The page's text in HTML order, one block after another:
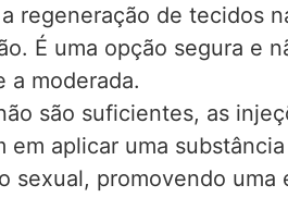
regeneração de tecidos
É uma opção segura e
a moderada.
são suficientes, as
em aplicar uma substância
sexual, promovendo uma